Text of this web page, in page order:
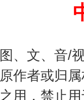
、文、音/
作者或归
用，禁止
” 法